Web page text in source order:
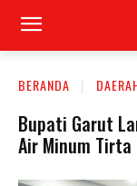
BERANDA
Bupati Garut
Air Minum